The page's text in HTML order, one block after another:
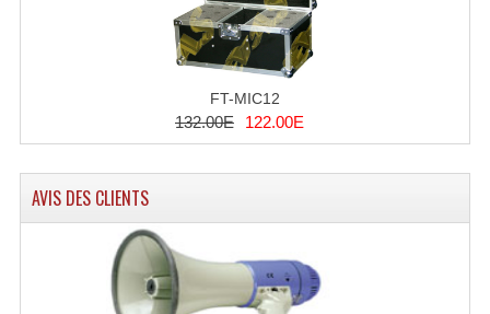
Laser Multi-Points
Lasers (Effets Volumetriques)
Lasers D'extérieur Multi-Points
Effets Lumineux, Centre De Piste
Effets Lumineux, Effets Disco
Electronique Commande Light
FT-MIC12
132.00E 122.00E
AVIS DES CLIENTS